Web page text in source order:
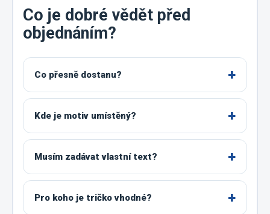
Co je dobré vědět před
objednáním?
Co přesně dostanu?
Kde je motiv umístěný?
Musím zadávat vlastní text?
Pro koho je tričko vhodné?